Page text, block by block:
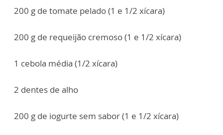
200 g de tomate pelado (1 e 1/2 xícara)
200 g de requeijão cremoso (1 e 1/2 xícara)
1 cebola média (1/2 xícara)
2 dentes de alho
200 g de iogurte sem sabor (1 e 1/2 xícara)